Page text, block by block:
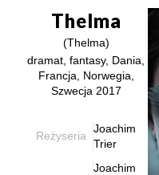
Thelma
(Thelma)
dramat, fantasy, Dania,
Francja, Norwegia,
Szwecja 2017
Reżyseria
Joachim
Trier
Joachim